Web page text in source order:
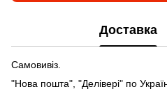
Доставка
Самовивіз.
"Нова пошта", "Делівері" по